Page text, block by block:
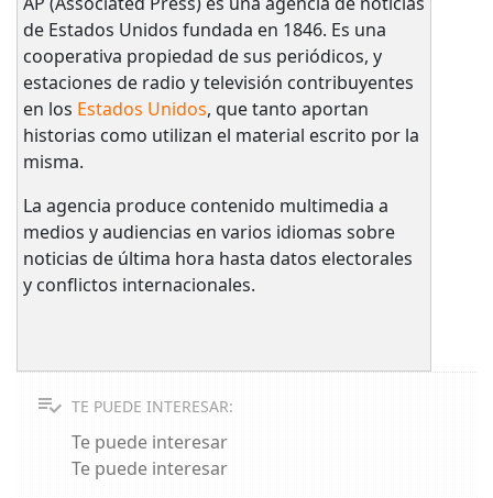
de Estados Unidos fundada en 1846. Es una
cooperativa propiedad de sus periódicos, y
estaciones de radio y televisión contribuyentes
en los Estados Unidos, que tanto aportan
historias como utilizan el material escrito por la
misma.
La agencia produce contenido multimedia a
medios y audiencias en varios idiomas sobre
noticias de última hora hasta datos electorales
y conflictos internacionales.
TE PUEDE INTERESAR:
Te puede interesar
Te puede interesar